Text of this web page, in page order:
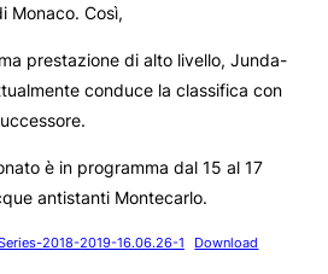
Monaco. Così,
prestazione di alto livello, Junda-
conduce la classifica con
è in programma dal 15 al 17
antistanti Montecarlo.
2018-2019-16.06.26-1 Download